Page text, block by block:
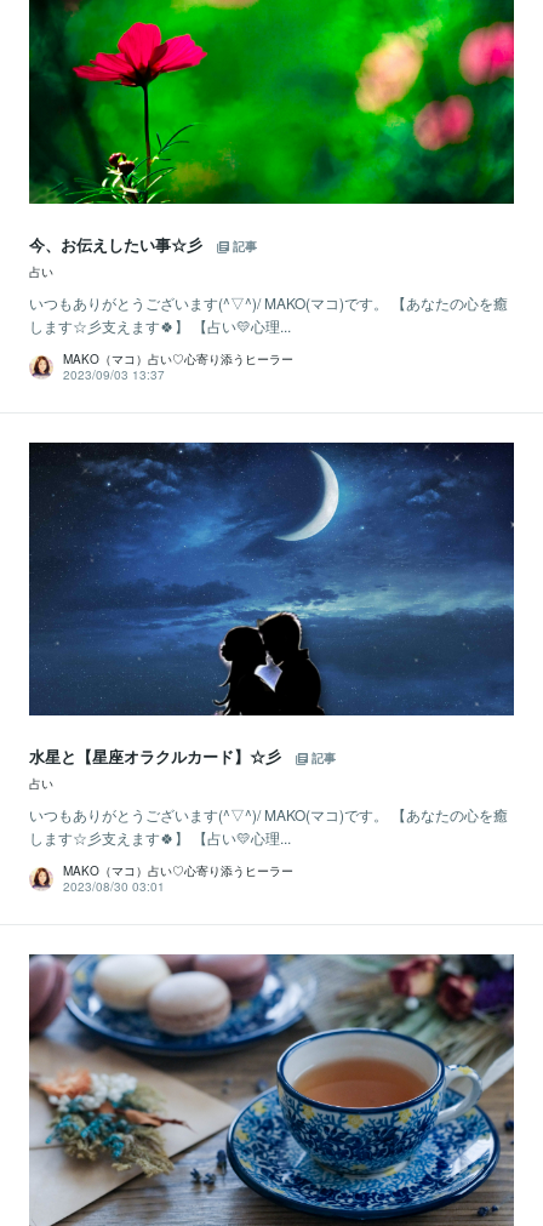
今、お伝えしたい事☆彡
記事
占い
いつもありがとうございます(^▽^)/ MAKO(マコ)です。 【あなたの心を癒
します☆彡支えます🍀】 【占い💛心理...
MAKO（マコ）占い♡心寄り添うヒーラー
2023/09/03 13:37
水星と【星座オラクルカード】☆彡
記事
占い
いつもありがとうございます(^▽^)/ MAKO(マコ)です。 【あなたの心を癒
します☆彡支えます🍀】 【占い💛心理...
MAKO（マコ）占い♡心寄り添うヒーラー
2023/08/30 03:01